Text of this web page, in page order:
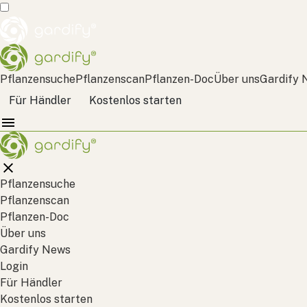
PflanzensuchePflanzenscanPflanzen-DocÜber unsGardify
Für Händler
Kostenlos starten
Pflanzensuche
Pflanzenscan
Pflanzen-Doc
Über uns
Gardify News
Login
Für Händler
Kostenlos starten